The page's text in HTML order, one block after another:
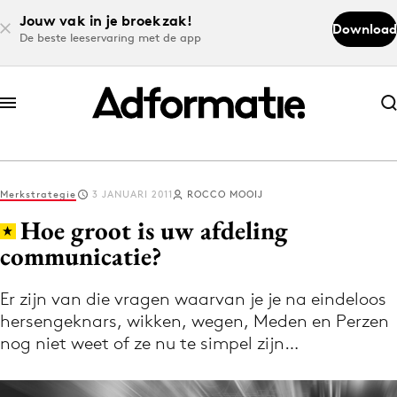
Jouw vak in je broekzak!
De beste leeservaring met de app
Download
Abonneer nu
Abonneer nu
Log in
Volg het laatste nieuws via de Adformatie
Nieuws app
Merkstrategie 3 JANUARI 2011 ROCCO MOOIJ
Hoe groot is uw afdeling
communicatie?
Er zijn van die vragen waarvan je je na eindeloos
hersengeknars, wikken, wegen, Meden en Perzen
nog niet weet of ze nu te simpel zijn…